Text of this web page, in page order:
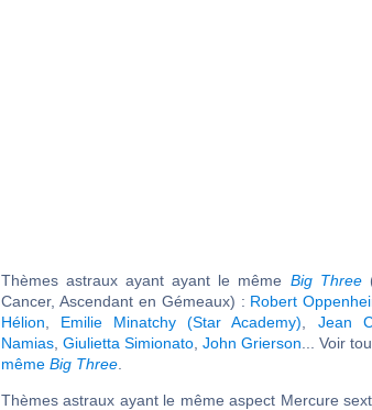
Thèmes astraux ayant ayant le même Big Three
Cancer, Ascendant en Gémeaux) : Robert
Hélion
Emilie Minatchy (Star Academy) Jean
Namias Giulietta Simionato John Grierson ... Voir
même Big Three
Thèmes astraux ayant le même aspect Mercure